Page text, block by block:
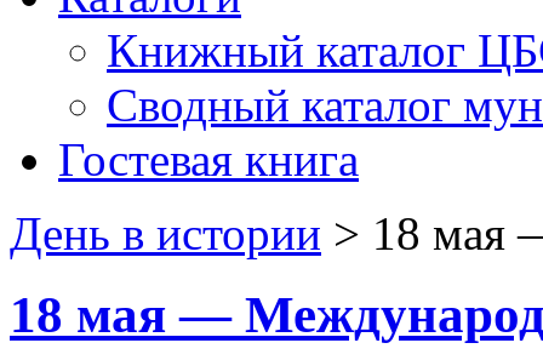
Книжный каталог
Сводный каталог
Гостевая книга
День в истории > 18 мая
18 мая —